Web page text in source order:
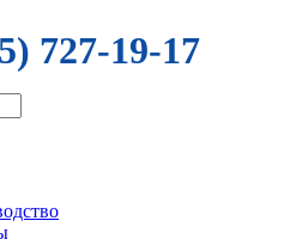
727-19-17